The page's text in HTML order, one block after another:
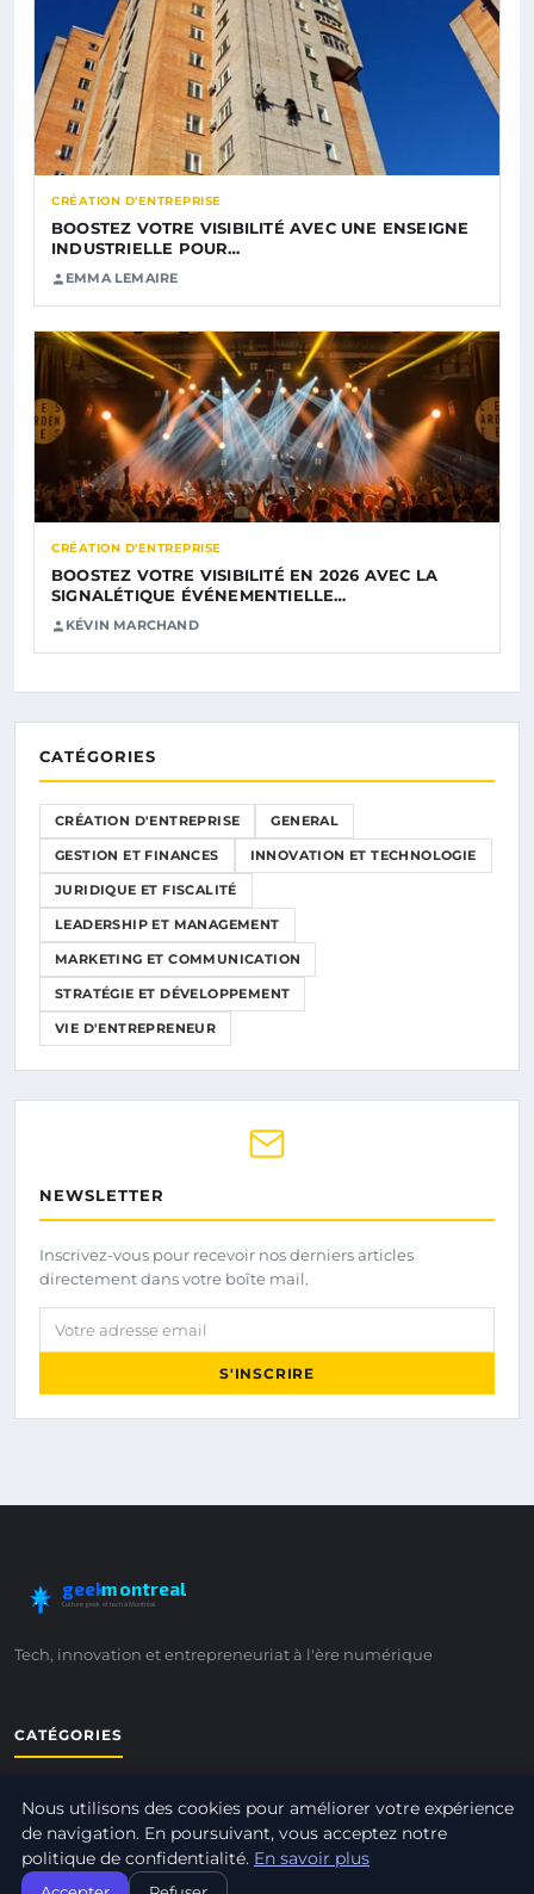
CRÉATION D'ENTREPRISE
BOOSTEZ VOTRE VISIBILITÉ AVEC UNE ENSEIGNE
INDUSTRIELLE POUR…
EMMA LEMAIRE
CRÉATION D'ENTREPRISE
BOOSTEZ VOTRE VISIBILITÉ EN 2026 AVEC LA
SIGNALÉTIQUE ÉVÉNEMENTIELLE…
KÉVIN MARCHAND
CATÉGORIES
CRÉATION D'ENTREPRISE GENERAL
GESTION ET FINANCES INNOVATION ET TECHNOLOGIE
JURIDIQUE ET FISCALITÉ
LEADERSHIP ET MANAGEMENT
MARKETING ET COMMUNICATION
STRATÉGIE ET DÉVELOPPEMENT
VIE D'ENTREPRENEUR
NEWSLETTER
Inscrivez-vous pour recevoir nos derniers articles
directement dans votre boîte mail.
Votre adresse email
S'INSCRIRE
geekmontreal
Culture geek et tech à Montréal
Tech, innovation et entrepreneuriat à l'ère numérique
CATÉGORIES
GENERAL
GESTION ET FINANCES
INNOVATION ET TECHNOLOGIE
Nous utilisons des cookies pour améliorer votre expérience
de navigation. En poursuivant, vous acceptez notre
politique de confidentialité. En savoir plus